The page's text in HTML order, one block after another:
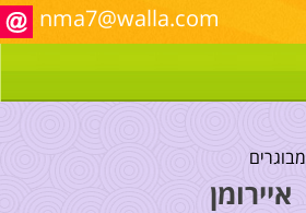
nma7@walla.com
מבוגרים
איירומן